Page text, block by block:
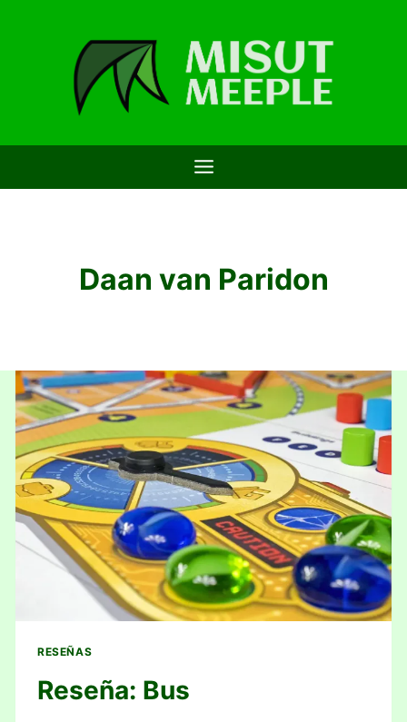
Daan van Paridon
RESEÑAS
Reseña: Bus